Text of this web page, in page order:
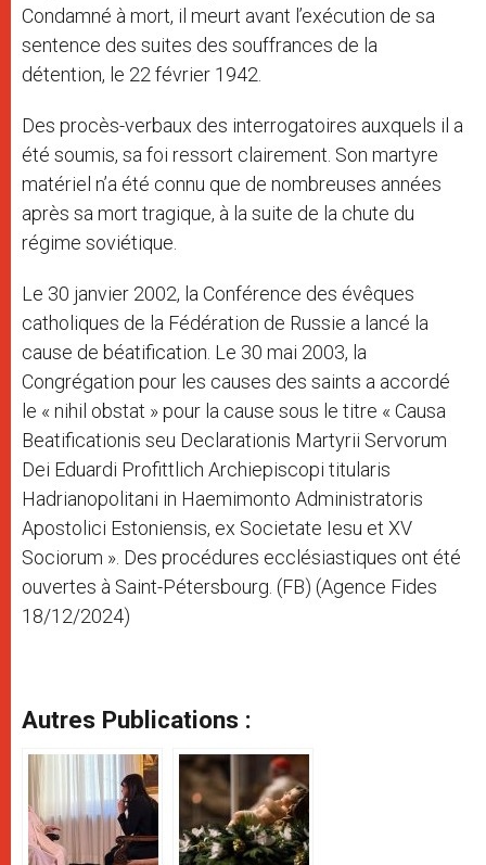
Condamné à mort, il meurt avant l’exécution de sa
sentence des suites des souffrances de la
détention, le 22 février 1942.
Des procès-verbaux des interrogatoires auxquels il a
été soumis, sa foi ressort clairement. Son martyre
matériel n’a été connu que de nombreuses années
après sa mort tragique, à la suite de la chute du
régime soviétique.
Le 30 janvier 2002, la Conférence des évêques
catholiques de la Fédération de Russie a lancé la
cause de béatification. Le 30 mai 2003, la
Congrégation pour les causes des saints a accordé
le « nihil obstat » pour la cause sous le titre « Causa
Beatificationis seu Declarationis Martyrii Servorum
Dei Eduardi Profittlich Archiepiscopi titularis
Hadrianopolitani in Haemimonto Administratoris
Apostolici Estoniensis, ex Societate Iesu et XV
Sociorum ». Des procédures ecclésiastiques ont été
ouvertes à Saint-Pétersbourg. (FB) (Agence Fides
18/12/2024)
Autres Publications :